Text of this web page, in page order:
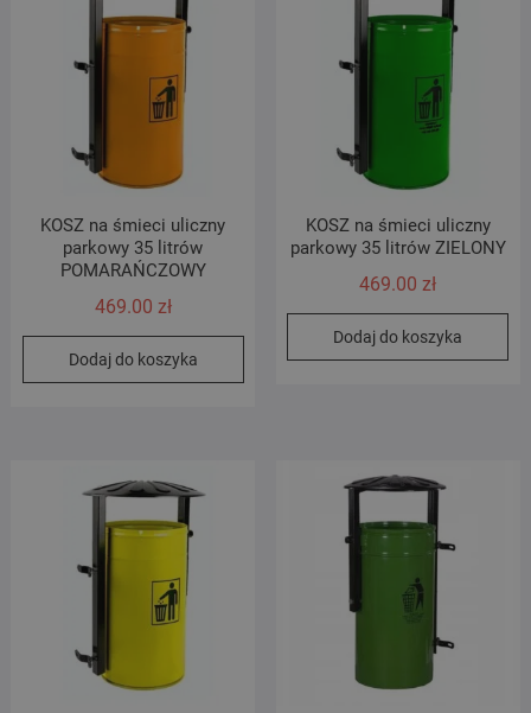
KOSZ na śmieci uliczny
parkowy 35 litrów
POMARAŃCZOWY
469.00 zł
Dodaj do koszyka
KOSZ na śmieci uliczny
parkowy 35 litrów ZIELONY
469.00 zł
Dodaj do koszyka